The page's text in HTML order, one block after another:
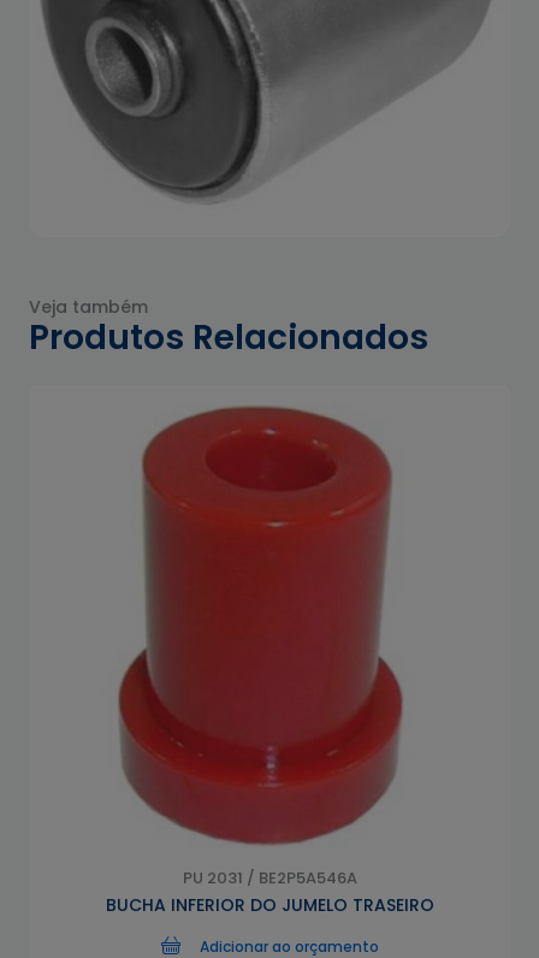
Veja também
Produtos Relacionados
PU 2031 / BE2P5A546A
BUCHA INFERIOR DO JUMELO TRASEIRO
Adicionar ao orçamento